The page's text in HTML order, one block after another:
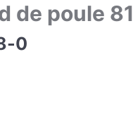
de poule 81
0